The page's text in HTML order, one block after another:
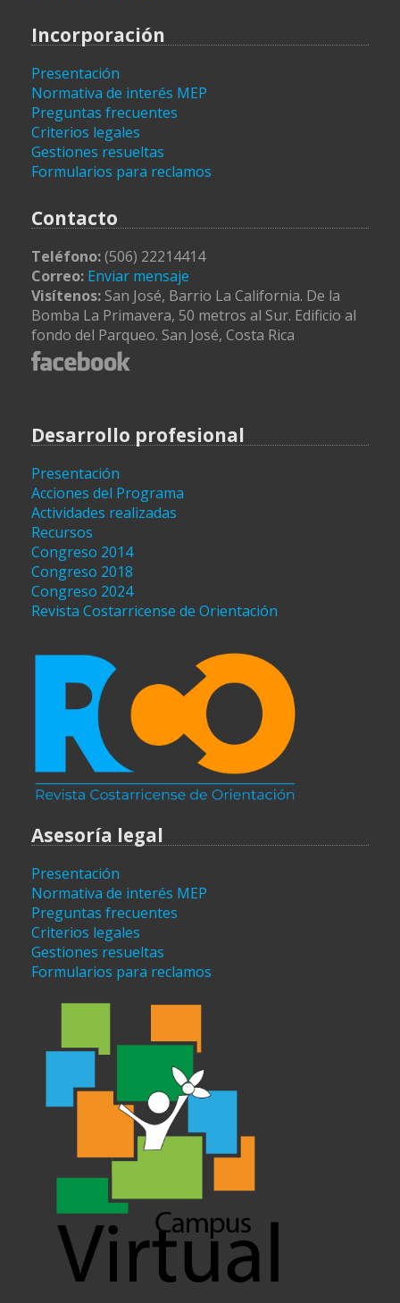
Incorporación
Presentación
Normativa de interés MEP
Preguntas frecuentes
Criterios legales
Gestiones resueltas
Formularios para reclamos
Contacto
Teléfono:(506) 22214414
Correo: Enviar mensaje
Visítenos: San José, Barrio La California. De la
Bomba La Primavera, 50 metros al Sur. Edificio al
fondo del Parqueo. San José, Costa Rica
Desarrollo profesional
Presentación
Acciones del Programa
Actividades realizadas
Recursos
Congreso 2014
Congreso 2018
Congreso 2024
Revista Costarricense de Orientación
Asesoría legal
Presentación
Normativa de interés MEP
Preguntas frecuentes
Criterios legales
Gestiones resueltas
Formularios para reclamos